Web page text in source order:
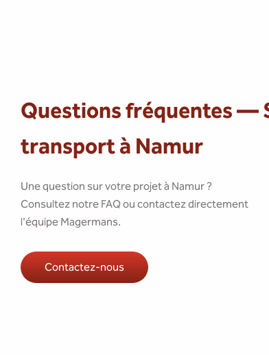
Questions fréquentes —
transport à Namur
Une question sur votre projet à Namur ?
Consultez notre FAQ ou contactez directement
l'équipe Magermans.
Contactez-nous